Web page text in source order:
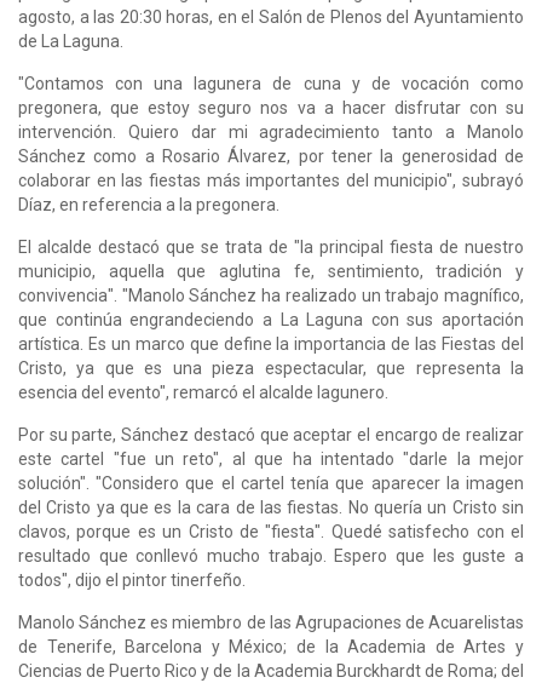
agosto, a las 20:30 horas, en el Salón de Plenos del Ayuntamiento
de La Laguna.
"Contamos con una lagunera de cuna y de vocación como
pregonera, que estoy seguro nos va a hacer disfrutar con su
intervención. Quiero dar mi agradecimiento tanto a Manolo
Sánchez como a Rosario Álvarez, por tener la generosidad de
colaborar en las fiestas más importantes del municipio", subrayó
Díaz, en referencia a la pregonera.
El alcalde destacó que se trata de "la principal fiesta de nuestro
municipio, aquella que aglutina fe, sentimiento, tradición y
convivencia". "Manolo Sánchez ha realizado un trabajo magnífico,
que continúa engrandeciendo a La Laguna con sus aportación
artística. Es un marco que define la importancia de las Fiestas del
Cristo, ya que es una pieza espectacular, que representa la
esencia del evento", remarcó el alcalde lagunero.
Por su parte, Sánchez destacó que aceptar el encargo de realizar
este cartel "fue un reto", al que ha intentado "darle la mejor
solución". "Considero que el cartel tenía que aparecer la imagen
del Cristo ya que es la cara de las fiestas. No quería un Cristo sin
clavos, porque es un Cristo de "fiesta". Quedé satisfecho con el
resultado que conllevó mucho trabajo. Espero que les guste a
todos", dijo el pintor tinerfeño.
Manolo Sánchez es miembro de las Agrupaciones de Acuarelistas
de Tenerife, Barcelona y México; de la Academia de Artes y
Ciencias de Puerto Rico y de la Academia Burckhardt de Roma; del